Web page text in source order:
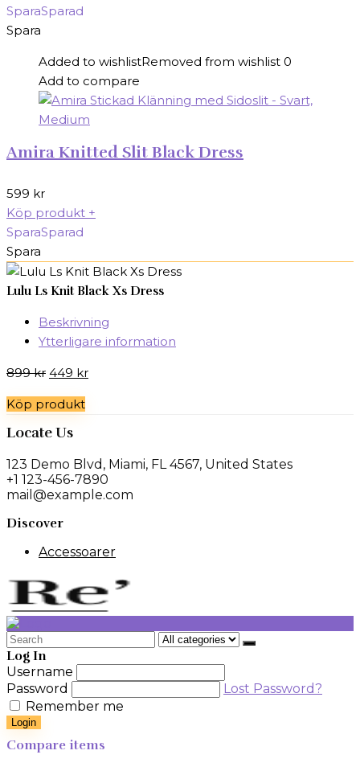
SparaSparad
Spara
Added to wishlistRemoved from wishlist 0
Add to compare
Amira Knitted Slit Black Dress
599 kr
Köp produkt +
SparaSparad
Spara
Lulu Ls Knit Black Xs Dress
Beskrivning
Ytterligare information
899kr Det
priset
var:
449 krDet
Köp produkt
Locate Us
123 Demo Blvd, Miami, FL 4567, United States
+1 123-456-7890
mail@example.com
Discover
Accessoarer
Search
for:
Log In
Username
Password
Lost Password?
Remember me
Login
Compare items